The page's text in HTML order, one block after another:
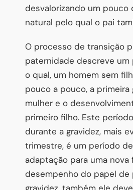
desvalorizando um pouco
natural pelo qual o pai
O processo de transição
paternidade descreve um
o qual, um homem sem
pouco a pouco, a primeira
mulher e o
primeiro filho. Este
durante a gravidez, mais
trimestre, é um período
adaptação para uma nova
desempenho do papel de